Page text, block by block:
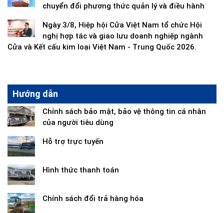
chuyển đổi phương thức quản lý và điều hành
Ngày 3/8, Hiệp hội Cửa Việt Nam tổ chức Hội
nghị hợp tác và giao lưu doanh nghiệp ngành
Cửa và Kết cấu kim loại Việt Nam - Trung Quốc 2026.
Hướng dẫn
Chính sách bảo mật, bảo vệ thông tin cá nhân
của người tiêu dùng
Hỗ trợ trực tuyến
Hình thức thanh toán
Chính sách đổi trả hàng hóa